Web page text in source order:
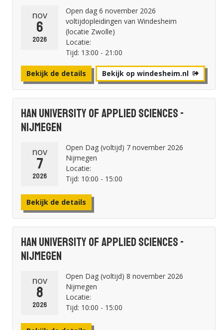
nov
6
2026
Open dag 6 november 2026
voltijdopleidingen van Windesheim
(locatie Zwolle)
Locatie:
Tijd: 13:00 - 21:00
Bekijk de details Bekijk op windesheim.nl
HAN University of Applied Sciences -
Nijmegen
nov
7
2026
Open Dag (voltijd) 7 november 2026
Nijmegen
Locatie:
Tijd: 10:00 - 15:00
Bekijk de details
HAN University of Applied Sciences -
Nijmegen
nov
8
2026
Open Dag (voltijd) 8 november 2026
Nijmegen
Locatie:
Tijd: 10:00 - 15:00